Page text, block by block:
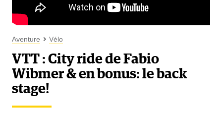
Aventure Vélo
VTT : City ride de Fabio
Wibmer & en bonus: le back
stage!